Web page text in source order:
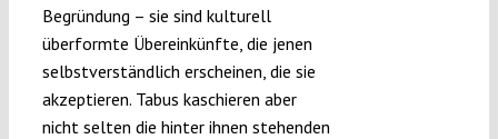
Begründung – sie sind kulturell
überformte Übereinkünfte, die jenen
selbstverständlich erscheinen, die sie
akzeptieren. Tabus kaschieren aber
nicht selten die hinter ihnen stehenden